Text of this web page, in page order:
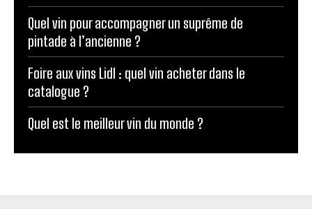
Quel vin pour accompagner un suprême de
pintade à l’ancienne ?
Foire aux vins Lidl : quel vin acheter dans le
catalogue ?
Quel est le meilleur vin du monde ?